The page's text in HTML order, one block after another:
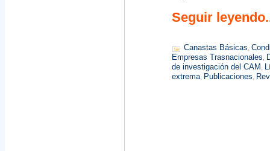
Seguir
Canastas Básicas
Empresas Trasnacionales
de investigación del CAM
extrema Publicaciones